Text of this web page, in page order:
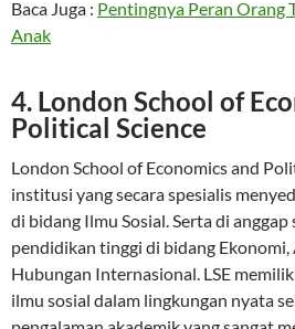
Baca Juga : Pentingnya Peran Orang
Anak
4. London School of
Political Science
London School of Economics and
institusi yang secara spesialis
di bidang Ilmu Sosial. Serta di
pendidikan tinggi di bidang
Hubungan Internasional. LSE
ilmu sosial dalam lingkungan nyata